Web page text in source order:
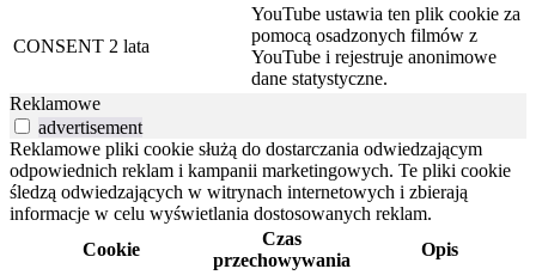
CONSENT 2 lata
YouTube ustawia ten plik cookie za
pomocą osadzonych filmów z
YouTube i rejestruje anonimowe
dane statystyczne.
Reklamowe
advertisement
Reklamowe pliki cookie służą do dostarczania odwiedzającym
odpowiednich reklam i kampanii marketingowych. Te pliki cookie
śledzą odwiedzających w witrynach internetowych i zbierają
informacje w celu wyświetlania dostosowanych reklam.
Cookie
Czas
przechowywania
Opis